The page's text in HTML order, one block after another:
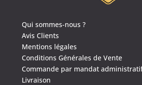
Qui sommes-nous ?
Avis Clients
Mentions légales
Conditions Générales de Vente
Commande par mandat
Livraison